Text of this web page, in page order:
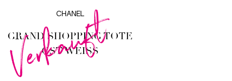
Verkauft
CHANEL
GRAND SHOPPING TOTE
GST WEISS